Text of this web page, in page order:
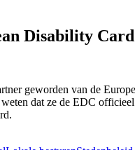
Disability
geworden van de
dat ze de EDC